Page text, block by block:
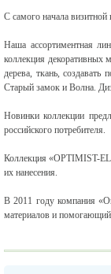
С самого начала
Наша ассортиментная
коллекция декоративных
дерева, ткань,
Старый замок и Волна.
Новинки коллекции
российского потребителя.
Коллекция «OPTIMIST-
их нанесения.
В 2011 году компания
материалов и